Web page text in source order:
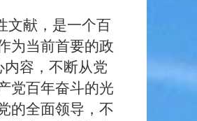
文献，是一个百
为当前首要的政
内容，不断从党
党百年奋斗的光
的全面领导，不